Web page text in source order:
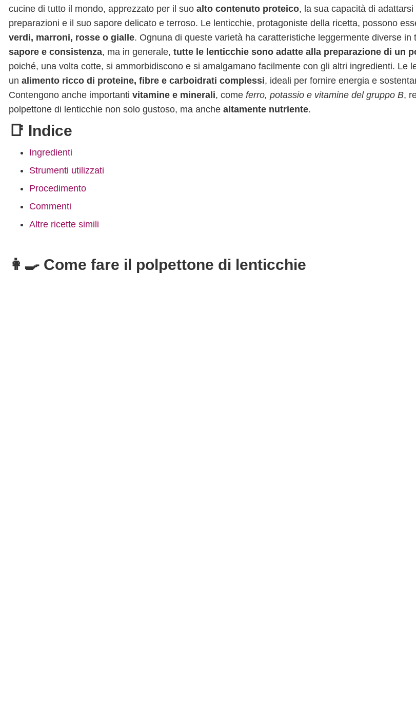
cucine di tutto il mondo, apprezzato per il suo alto contenuto proteico, la sua capacità di adattarsi
preparazioni e il suo sapore delicato e terroso. Le lenticchie, protagoniste della ricetta, possono
verdi, marroni, rosse o gialle. Ognuna di queste varietà ha caratteristiche leggermente diverse in
sapore e consistenza, ma in generale, tutte le lenticchie sono adatte alla preparazione di un
poiché, una volta cotte, si ammorbidiscono e si amalgamano facilmente con gli altri ingredienti. Le
un alimento ricco di proteine, fibre e carboidrati complessi, ideali per fornire energia e
Contengono anche importanti vitamine e minerali, come ferro, potassio e vitamine del gruppo B,
polpettone di lenticchie non solo gustoso, ma anche altamente nutriente.
📑 Indice
Ingredienti
Strumenti utilizzati
Procedimento
Commenti
Altre ricette simili
👩‍🍳 Come fare il polpettone di lenticchie